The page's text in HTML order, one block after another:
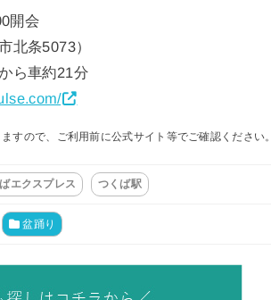
開会
北条5073）
ら車約21分
ので、ご利用前に公式サイト等でご確認ください。
エクスプレス つくば駅
盆踊り